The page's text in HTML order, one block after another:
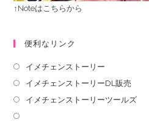
↑Noteはこちらから
便利なリンク
イメチェンストーリー
イメチェンストーリーDL販売
イメチェンストーリーツールズ